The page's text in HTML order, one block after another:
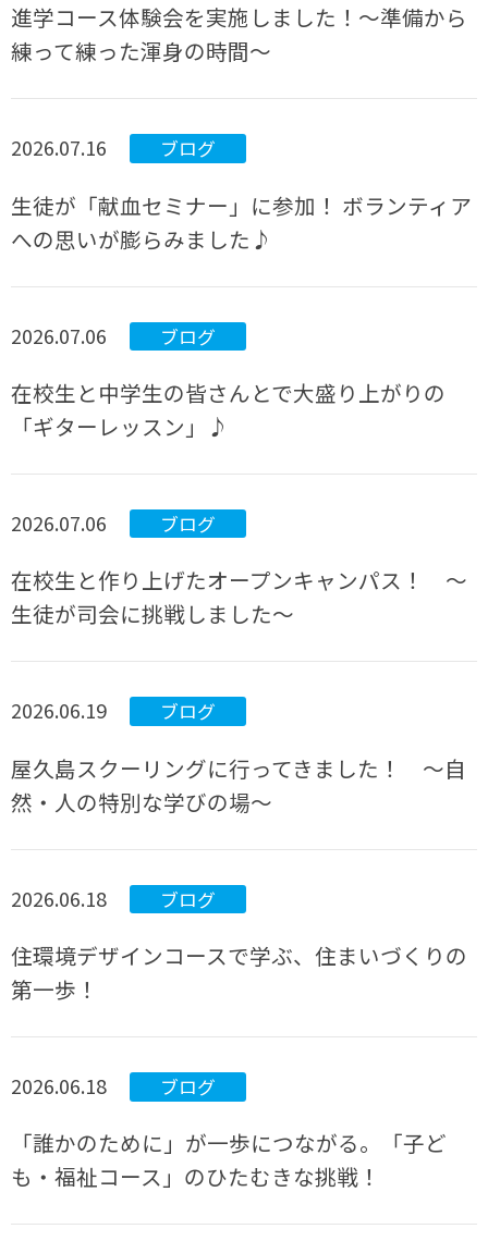
進学コース体験会を実施しました！～準備から
練って練った渾身の時間～
2026.07.16 ブログ
生徒が「献血セミナー」に参加！ ボランティア
への思いが膨らみました♪
2026.07.06 ブログ
在校生と中学生の皆さんとで大盛り上がりの
「ギターレッスン」♪
2026.07.06 ブログ
在校生と作り上げたオープンキャンパス！ ～
生徒が司会に挑戦しました～
2026.06.19 ブログ
屋久島スクーリングに行ってきました！ ～自
然・人の特別な学びの場～
2026.06.18 ブログ
住環境デザインコースで学ぶ、住まいづくりの
第一歩！
2026.06.18 ブログ
「誰かのために」が一歩につながる。「子ど
も・福祉コース」のひたむきな挑戦！